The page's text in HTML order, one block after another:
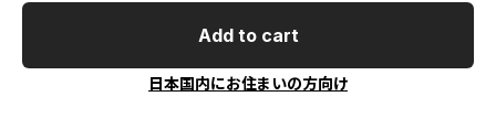
Add to cart
日本国内にお住まいの方向け